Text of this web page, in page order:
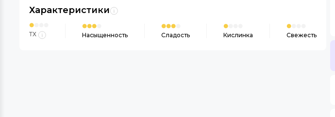
Характеристики
ТХ Насыщенность Сладость Кислинка Свежесть